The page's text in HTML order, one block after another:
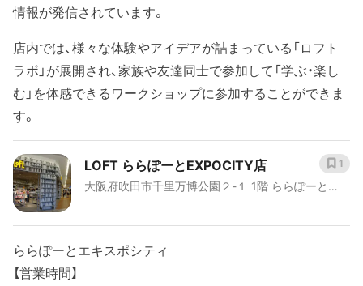
情報が発信されています。
店内では、様々な体験やアイデアが詰まっている「ロフト
ラボ」が展開され、家族や友達同士で参加して「学ぶ・楽し
む」を体感できるワークショップに参加することができま
す。
LOFT ららぽーとEXPOCITY店
大阪府吹田市千里万博公園２-１ 1階 ららぽーと
1
ららぽーとエキスポシティ
【営業時間】